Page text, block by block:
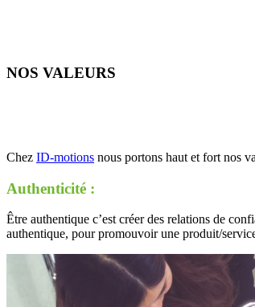
NOS VALEURS
Chez ID-motions nous portons haut et fort nos
Authenticité :
Être authentique c’est créer des relations de
authentique, pour promouvoir une produit/